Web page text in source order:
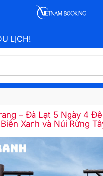
LỊCH!
– Đà Lạt 5 Ngày 4
Xanh và Núi Rừng